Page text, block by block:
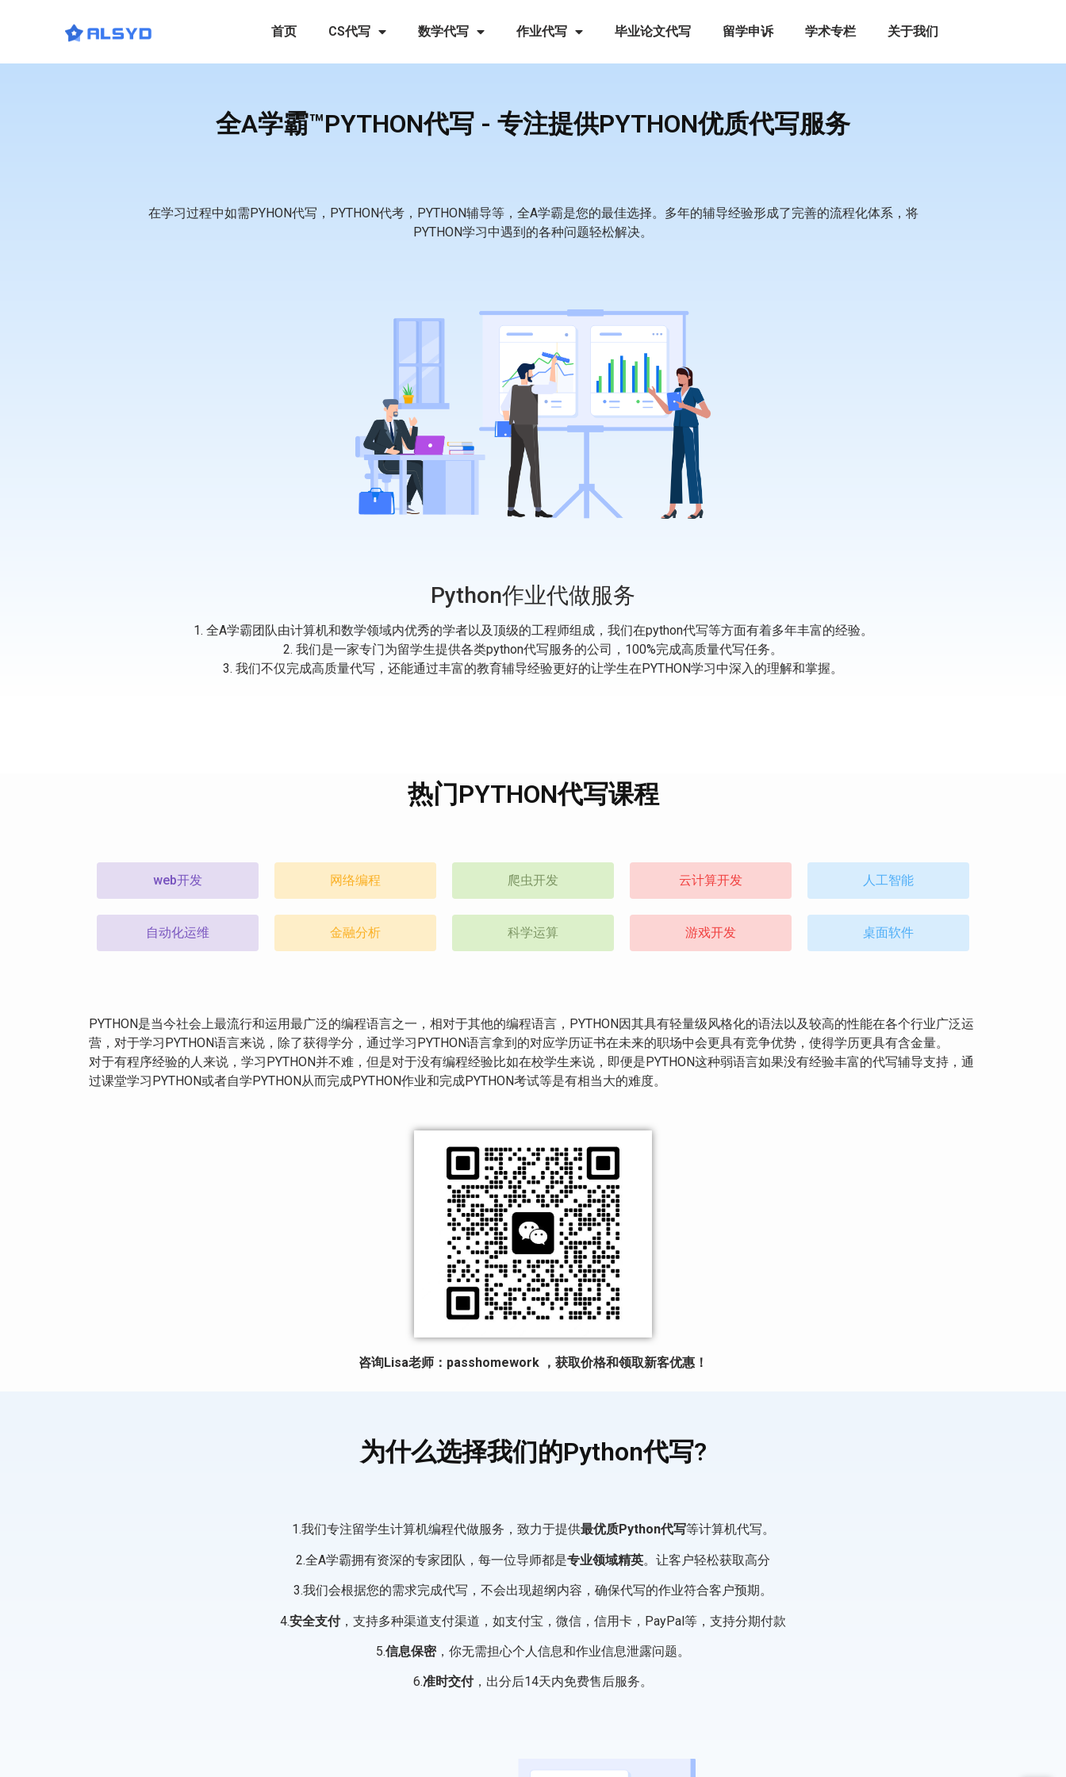
首页 CS代写 数学代写 作业代写 毕业论文代写 留学申诉 学术专栏 关于我们
全A学霸™PYTHON代写 - 专注提供PYTHON优质代写服务
在学习过程中如需PYHON代写，PYTHON代考，PYTHON辅导等，全A学霸是您的最佳选择。多年的辅导经验形成了完善的流程化体系，将
PYTHON学习中遇到的各种问题轻松解决。
Python作业代做服务
1. 全A学霸团队由计算机和数学领域内优秀的学者以及顶级的工程师组成，我们在python代写等方面有着多年丰富的经验。
2. 我们是一家专门为留学生提供各类python代写服务的公司，100%完成高质量代写任务。
3. 我们不仅完成高质量代写，还能通过丰富的教育辅导经验更好的让学生在PYTHON学习中深入的理解和掌握。
热门PYTHON代写课程
web开发
自动化运维
网络编程
金融分析
爬虫开发
科学运算
云计算开发
游戏开发
人工智能
桌面软件
PYTHON是当今社会上最流行和运用最广泛的编程语言之一，相对于其他的编程语言，PYTHON因其具有轻量级风格化的语法以及较高的性能在各个行业广泛运
营，对于学习PYTHON语言来说，除了获得学分，通过学习PYTHON语言拿到的对应学历证书在未来的职场中会更具有竞争优势，使得学历更具有含金量。
对于有程序经验的人来说，学习PYTHON并不难，但是对于没有编程经验比如在校学生来说，即便是PYTHON这种弱语言如果没有经验丰富的代写辅导支持，通
过课堂学习PYTHON或者自学PYTHON从而完成PYTHON作业和完成PYTHON考试等是有相当大的难度。
咨询Lisa老师：passhomework ，获取价格和领取新客优惠！
为什么选择我们的Python代写?
1.我们专注留学生计算机编程代做服务，致力于提供最优质Python代写等计算机代写。
2.全A学霸拥有资深的专家团队，每一位导师都是专业领域精英。让客户轻松获取高分
3.我们会根据您的需求完成代写，不会出现超纲内容，确保代写的作业符合客户预期。
4.安全支付，支持多种渠道支付渠道，如支付宝，微信，信用卡，PayPal等，支持分期付款
5.信息保密，你无需担心个人信息和作业信息泄露问题。
6.准时交付，出分后14天内免费售后服务。